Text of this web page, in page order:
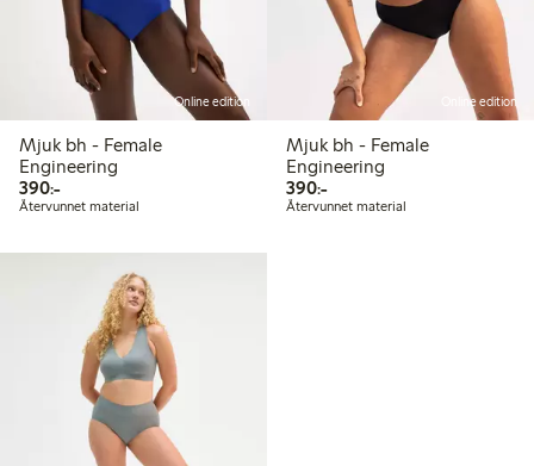
Online edition
Mjuk bh - Female
Engineering
390:-390,00 kr
Återvunnet material
Online edition
Mjuk bh - Female
Engineering
390:-390,00 kr
Återvunnet material